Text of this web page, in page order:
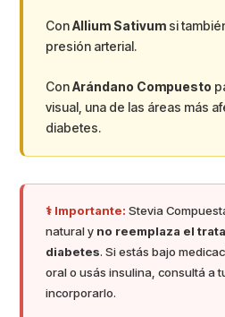
ConAllium Sativum si
presión arterial.
ConArándano Compuesto
visual, una de las áreas más
diabetes.
⚕️ Importante: Stevia
natural y no reemplaza el
diabetes. Si estás bajo
oral o usás insulina, consultá a
incorporarlo.